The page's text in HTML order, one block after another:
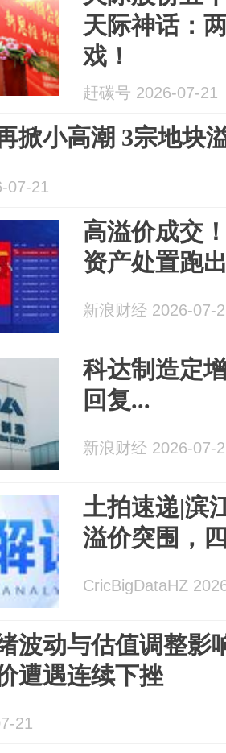
天际神话：
戏！
赶碳号 2026-07-21
掀小高潮 3宗地块
07-21
高溢价成交
资产处置跑
新浪财经 2026-07-
科达制造定
回复...
新浪财经 2026-07-
土拍速递|滨
溢价突围，
CricBigDataHZ
波动与估值调整影
遭遇连续下挫
21